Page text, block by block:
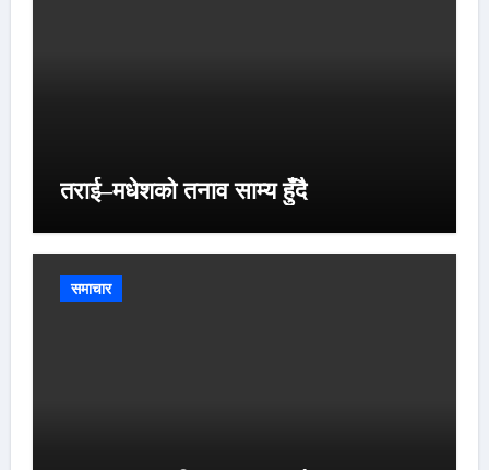
तराई–मधेशको तनाव साम्य हुँदै
समाचार